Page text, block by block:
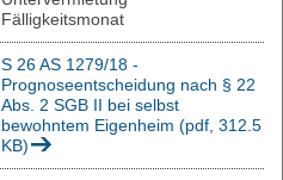
Fälligkeitsmonat
S 26 AS 1279/18 -
Prognoseentscheidung nach § 22
Abs. 2 SGB II bei selbst
bewohntem Eigenheim (pdf, 312.5
KB)